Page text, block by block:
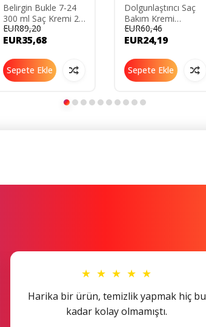
Belirgin Bukle 7-24
300 ml Saç Kremi 2
Adet
EUR89,20
EUR35,68
Sepete Ekle
Dolgunlaştırıcı Saç
Bakım Kremi
Collagen & Biotin
250 Ml 2 Adet
EUR60,46
EUR24,19
Sepete Ekle
★ ★ ★ ★ ★
Harika bir ürün, temizlik yapmak hiç bu
kadar kolay olmamıştı.